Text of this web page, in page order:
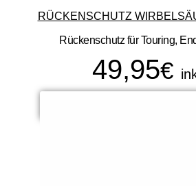
RÜCKENSCHUTZ
Rückenschutz für Touring,
49,95€